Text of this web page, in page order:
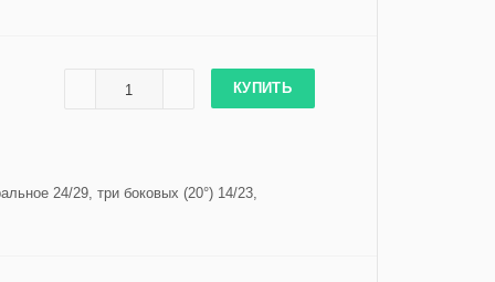
КУПИТЬ
24/29, три боковых (20°) 14/23,